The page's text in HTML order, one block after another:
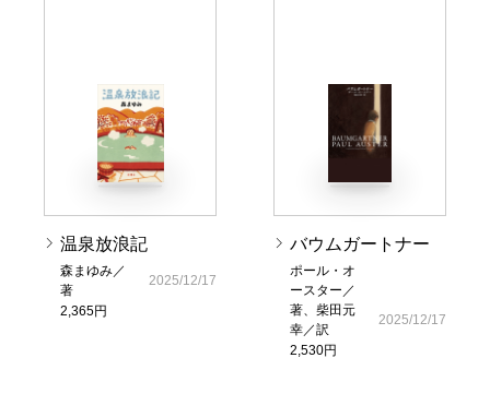
温泉放浪記
森まゆみ／
著
2,365円
2025/12/17
バウムガートナー
ポール・オ
ースター／
著、柴田元
幸／訳
2,530円
2025/12/17